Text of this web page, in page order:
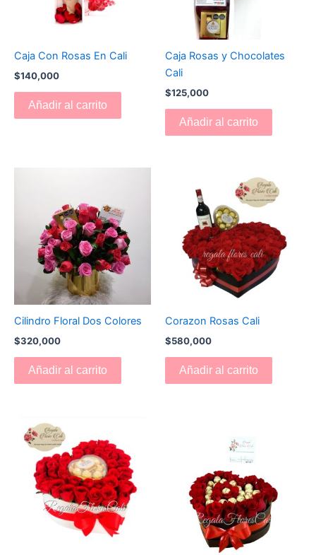
Caja Con Rosas En Cali
$140,000
Añadir al carrito
Caja Rosas y Chocolates
Cali
$125,000
Añadir al carrito
Cilindro Floral Dos Colores
$320,000
Añadir al carrito
Corazon Rosas Cali
$580,000
Añadir al carrito